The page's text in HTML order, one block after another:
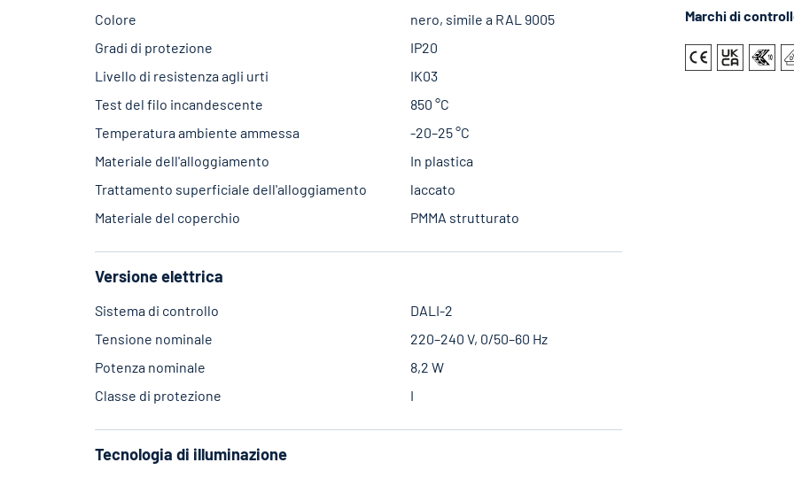
Colore
nero, simile a RAL 9005
Gradi di protezione
IP20
Livello di resistenza agli urti
IK03
Test del filo incandescente
850 °C
Temperatura ambiente ammessa
-20–25 °C
Materiale dell'alloggiamento
In plastica
Trattamento superficiale dell'alloggiamento
laccato
Materiale del coperchio
PMMA strutturato
Versione elettrica
Sistema di controllo
DALI-2
Tensione nominale
220–240 V, 0/50–60 Hz
Potenza nominale
8,2 W
Classe di protezione
I
Tecnologia di illuminazione
Marchi di